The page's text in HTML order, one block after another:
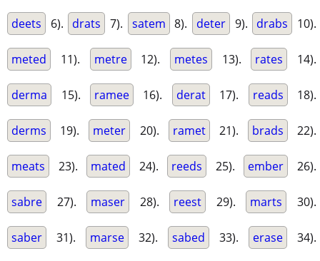
deets 6). drats 7). satem 8). deter 9). drabs 10).
meted 11). metre 12). metes 13). rates 14).
derma 15). ramee 16). derat 17). reads 18).
derms 19). meter 20). ramet 21). brads 22).
meats 23). mated 24). reeds 25). ember 26).
sabre 27). maser 28). reest 29). marts 30).
saber 31). marse 32). sabed 33). erase 34).